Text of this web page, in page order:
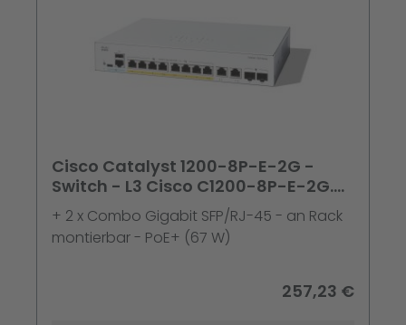
Cisco Catalyst 1200-8P-E-2G -
Switch - L3 Cisco C1200-8P-E-2G.
Switch-Typ: Manag
+ 2 x Combo Gigabit SFP/RJ-45 - an Rack
montierbar - PoE+ (67 W)
257,23 €